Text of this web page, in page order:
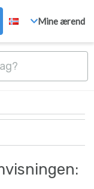
Mine ærend